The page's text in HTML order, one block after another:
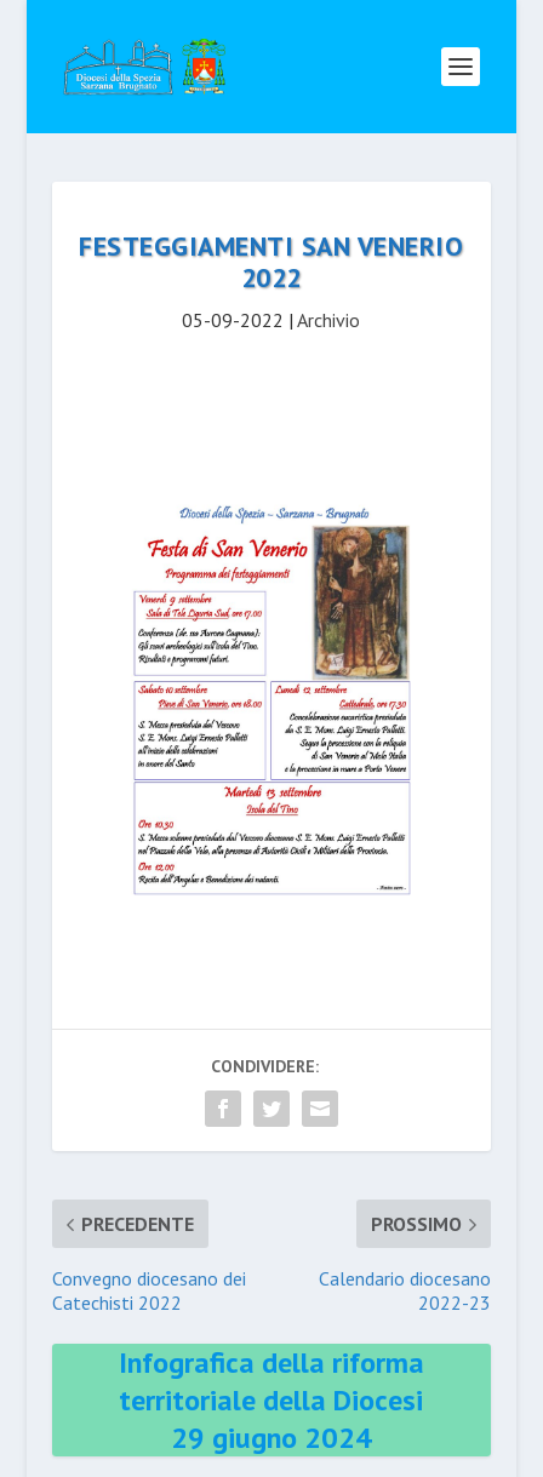
FESTEGGIAMENTI SAN VENERIO
2022
05-09-2022 |Archivio
CONDIVIDERE:
PRECEDENTE
Convegno diocesano dei
Catechisti 2022
PROSSIMO
Calendario diocesano
2022-23
Infografica della riforma
territoriale della Diocesi
29 giugno 2024